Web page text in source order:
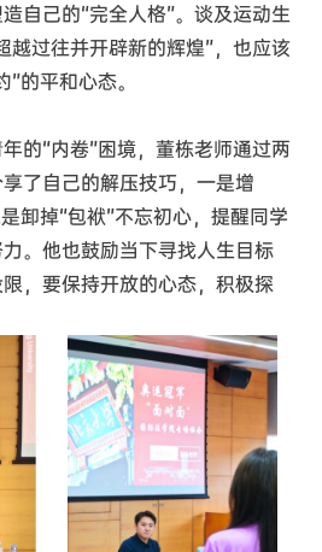
自己的“完全人格”。谈及运动生
越过往并开辟新的辉煌”，也应该
的平和心态。
的“内卷”困境，董栋老师通过两
了自己的解压技巧，一是增
卸掉“包袱”不忘初心，提醒同学
。他也鼓励当下寻找人生目标
，要保持开放的心态，积极探